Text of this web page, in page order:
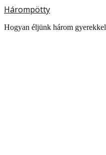
Hárompötty
Hogyan éljünk három gyerekkel